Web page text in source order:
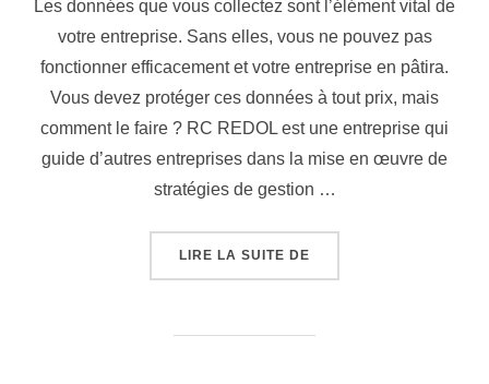
Les données que vous collectez sont l’élément vital de
votre entreprise. Sans elles, vous ne pouvez pas
fonctionner efficacement et votre entreprise en pâtira.
Vous devez protéger ces données à tout prix, mais
comment le faire ? RC REDOL est une entreprise qui
guide d’autres entreprises dans la mise en œuvre de
stratégies de gestion …
LIRE LA SUITE DE